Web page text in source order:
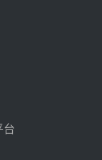
麓100MW光
包项目熔盐截
采购
波流量计采购